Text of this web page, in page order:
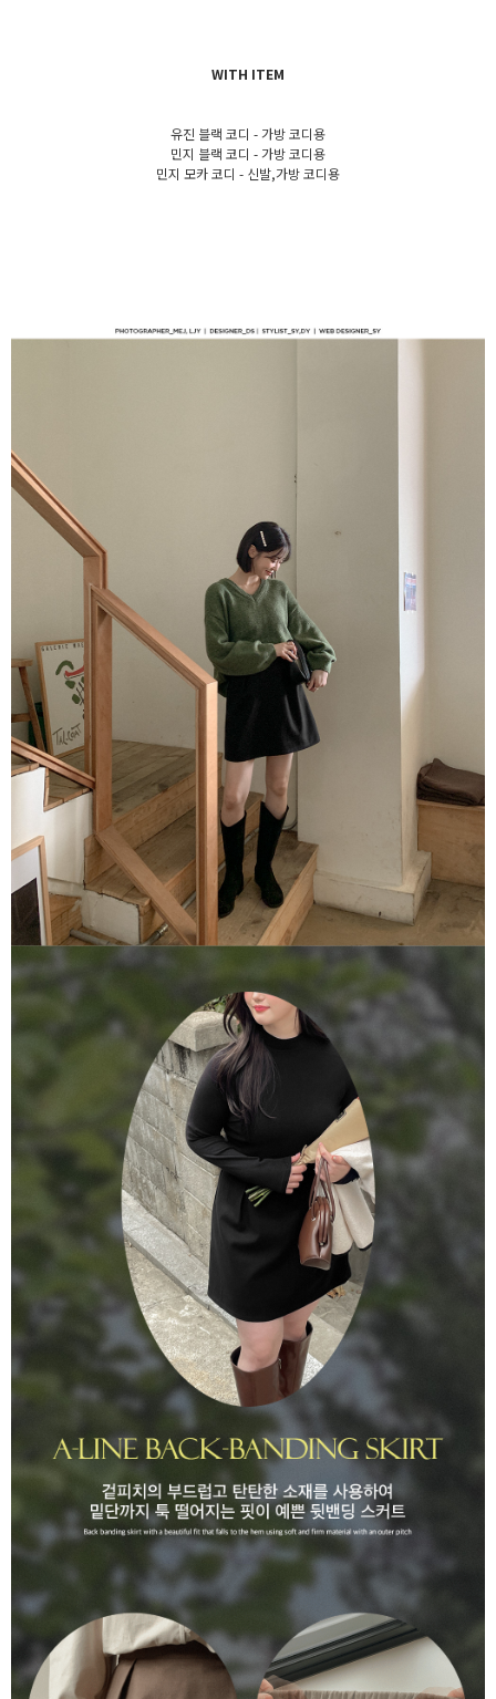
WITH ITEM
유진 블랙 코디 - 가방 코디용
민지 블랙 코디 - 가방 코디용
민지 모카 코디 - 신발,가방 코디용